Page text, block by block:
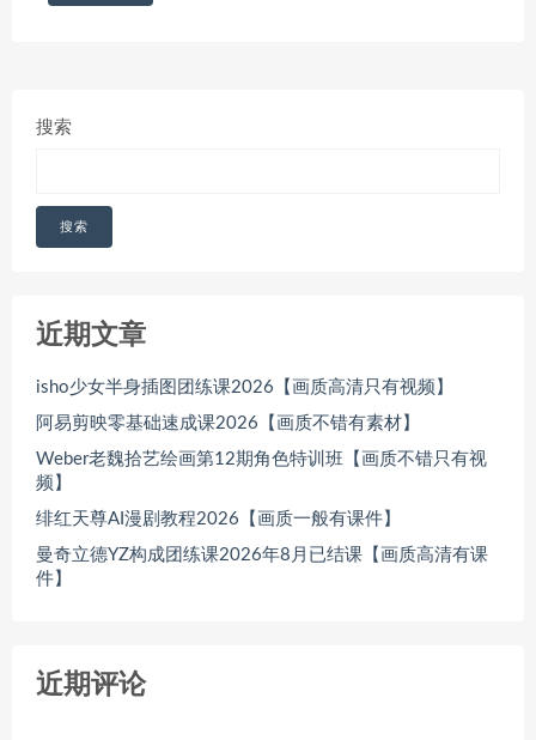
搜索
搜索
近期文章
isho少女半身插图团练课2026【画质高清只有视频】
阿易剪映零基础速成课2026【画质不错有素材】
Weber老魏拾艺绘画第12期角色特训班【画质不错只有视
频】
绯红天尊AI漫剧教程2026【画质一般有课件】
曼奇立德YZ构成团练课2026年8月已结课【画质高清有课
件】
近期评论